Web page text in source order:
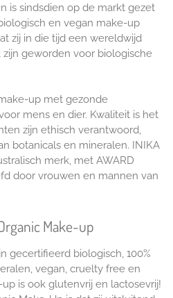
is sindsdien op de markt gezet
en vegan make-up
zij in die tijd een wereldwijd
geworden voor biologische
up met gezonde
mens en dier. Kwaliteit is het
zijn ethisch verantwoord,
botanicals en mineralen. INIKA
merk, met AWARD
door vrouwen en mannen van
Make-up
gecertifieerd biologisch, 100%
vegan, cruelty free en
is ook glutenvrij en lactosevrij!